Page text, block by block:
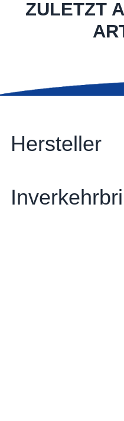
ZULETZT
Hersteller